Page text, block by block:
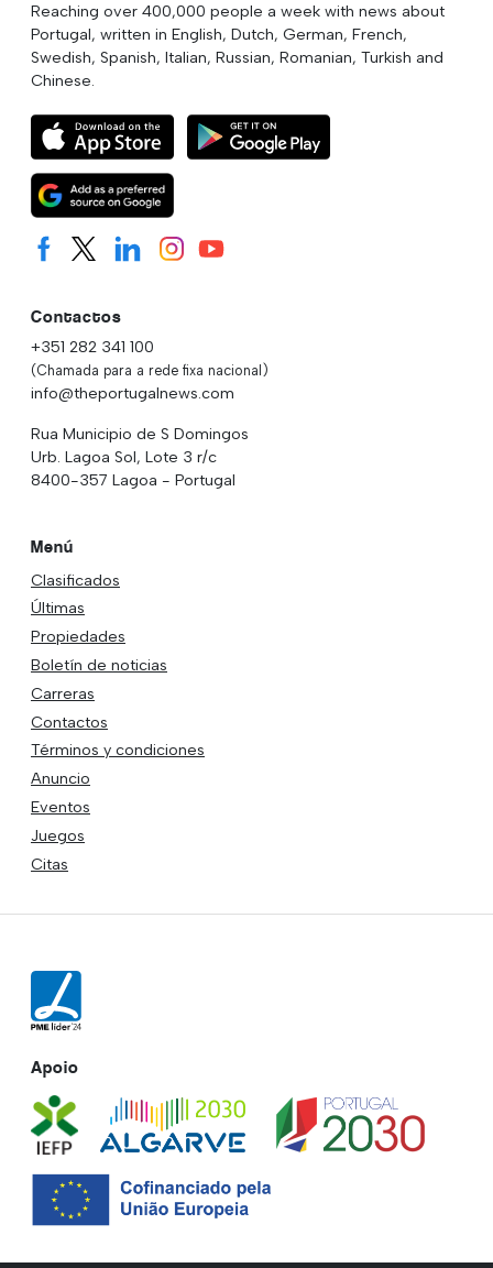
Reaching over 400,000 people a week with news about
Portugal, written in English, Dutch, German, French,
Swedish, Spanish, Italian, Russian, Romanian, Turkish and
Chinese.
Contactos
+351 282 341 100
(Chamada para a rede fixa nacional)
info@theportugalnews.com
Rua Municipio de S Domingos
Urb. Lagoa Sol, Lote 3 r/c
8400-357 Lagoa - Portugal
Menú
Clasificados
Últimas
Propiedades
Boletín de noticias
Carreras
Contactos
Términos y condiciones
Anuncio
Eventos
Juegos
Citas
Apoio